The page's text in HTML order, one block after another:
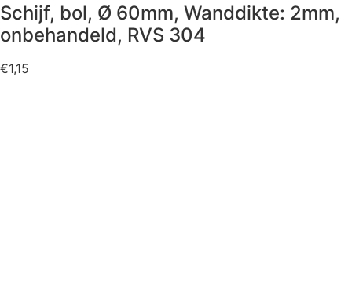
Schijf, bol, Ø 60mm, Wanddikte: 2mm,
onbehandeld, RVS 304
€1,15